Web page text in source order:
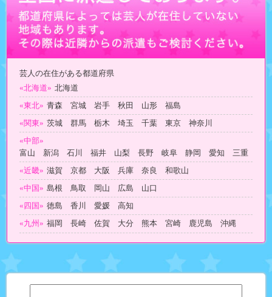
芸人の在住がある都道府県
«北海道» 北海道
«東北» 青森 宮城 岩手 秋田 山形 福島
«関東» 茨城 群馬 栃木 埼玉 千葉 東京 神奈川
«中部»
富山 新潟 石川 福井 山梨 長野 岐阜 静岡 愛知 三重
«近畿» 滋賀 京都 大阪 兵庫 奈良 和歌山
«中国» 島根 鳥取 岡山 広島 山口
«四国» 徳島 香川 愛媛 高知
«九州» 福岡 長崎 佐賀 大分 熊本 宮崎 鹿児島 沖縄